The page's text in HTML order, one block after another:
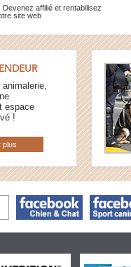
Devenez affilié et rentabilisez
site web
espace
!
plus